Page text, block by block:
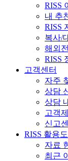
RISS
내 추
RISS
복사/
해외
RISS
고객센터
자주
상담
상담
고객
신고
RISS 활용
자료
최근